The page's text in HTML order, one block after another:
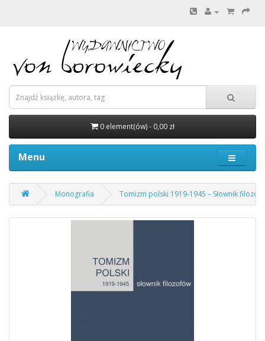
0 element(ów) - 0,00 zł
Menu
Monografia Tomizm polski 1919-1945 – Słownik